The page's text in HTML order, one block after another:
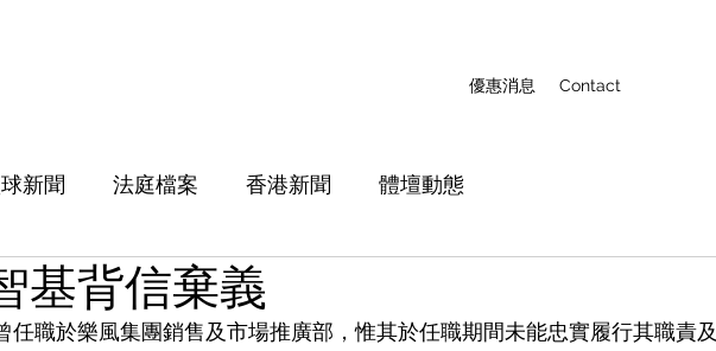
優惠消息 Contact
新聞 法庭檔案 香港新聞 體壇動態
基背信棄義
任職於樂風集團銷售及市場推廣部，惟其於任職期間未能忠實履行其職責及